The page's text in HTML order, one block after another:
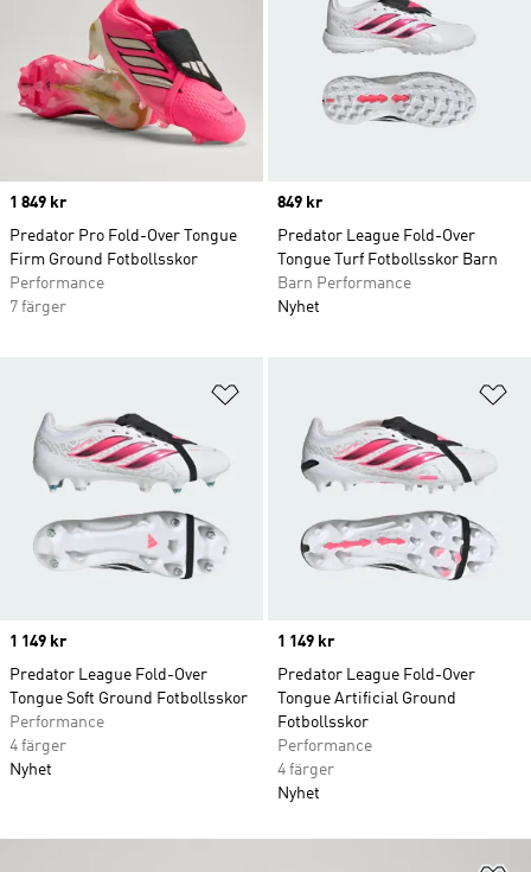
Price
1 849 kr
Predator Pro Fold-Over Tongue
Firm Ground Fotbollsskor
Performance
7 färger
Price
849 kr
Predator League Fold-Over
Tongue Turf Fotbollsskor Barn
Barn Performance
Nyhet
Price
1 149 kr
Predator League Fold-Over
Tongue Soft Ground Fotbollsskor
Performance
4 färger
Nyhet
Price
1 149 kr
Predator League Fold-Over
Tongue Artificial Ground
Fotbollsskor
Performance
4 färger
Nyhet